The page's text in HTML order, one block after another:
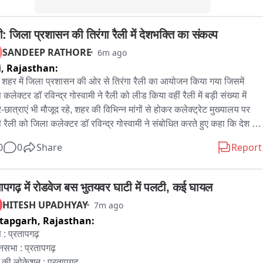
से पूछताछ कर साइबर ठगी के नेटवर्क, फर्जी सिम कार्ड और अन्य जुड़े
के संबंध में जानकारी जुटा रही है।
द्वारा डिटेन किए गए आरोपी कानाराम पुत्र पप्पूलाल, जाति मीणा, उम्र 22 वर्ष,
तालपुरा, थाना मेहंदवास; लोकेंद्र पुत्र पप्पूलाल, जाति मीणा, उम्र 21 वर्ष,
तुंबीपुरा, थाना उनियारा; कुलदीप पुत्र हंसराज, जाति गुર્જर, उम्र 22 वर्ष,
तालपुरा, थाना मेहंदवास पुलिस की जांच जारी है।
जिला प्रशासन की तिरंगा रैली में देशभक्ति का संकल्प
SANDEEP RATHORE 6m ago
Rajasthan:
शहर में जिला प्रशासन की ओर से तिरंगा रैली का आयोजन किया गया जिसमें
कलेक्टर डॉ रविन्द्र गोस्वामी ने रैली को लीड किया वहीं रैली में बड़ी संख्या में
छात्राएं भी मौजूद रहे, शहर की विभिन्न मांगों से होकर कलेक्ट्रेट मुख्यालय पर
रैली को जिला कलेक्टर डॉ रविन्द्र गोस्वामी ने संबोधित करते हुए कहा कि देश की
जा रहा है ताकि आजादी के भाव हम में जागृत होते रहे और वही हमारी देश के प्रति
0 Share Report
में रोडवेज बस भुतयवर घाटी में पलटी, कई घायल
HITESH UPADHYAY 7m ago
Rajasthan:
: प्रतापगढ़
: प्रतापगढ़